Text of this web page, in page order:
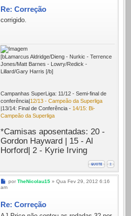
Re: Correção
corrigido.
[bLamarcus Aldridge/Dieng - Nurkic - Terrence
Jones/Matt Barnes - Lowry/Redick -
Lillard/Gary Harris [/b]
Campanhas SuperLiga: 11/12 - Semi-final de
conferência| 12/13 - Campeão da Superliga
|13/14: Final de Conferência - 14/15: Bi-
Campeão da Superliga
*Camisas aposentadas: 20 -
Gordon Hayward | 15 - Al
Horford| 2 - Kyrie Irving
Mensagem
por TheNicolau15» Qua Fev 29, 2012 6:16
am
Re: Correção